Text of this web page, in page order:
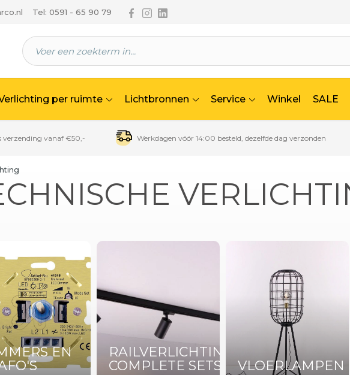
Tel: 0591 - 65 90 79 Volg ons via Facebook
Volg ons via Instagram
Volg ons via Linkedin
per ruimte Lichtbronnen Service Winkel SALE
verzending vanaf €50,- Werkdagen vóór 14:00 besteld, dezelfde dag verzonden
EN
RAILVERLICHTING
COMPLETE SETS
VLOERLAMPEN